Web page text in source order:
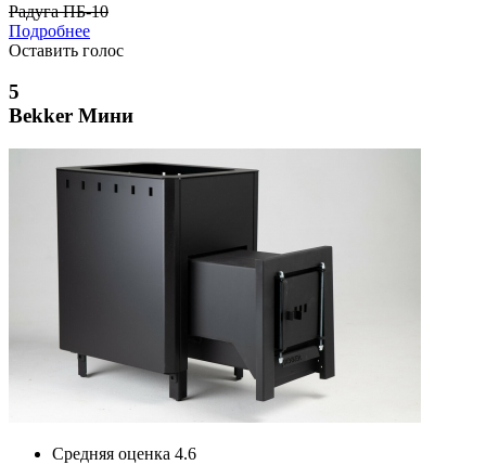
Радуга ПБ-10
Подробнее
Оставить голос
5
Bekker Мини
Средняя оценка 4.6